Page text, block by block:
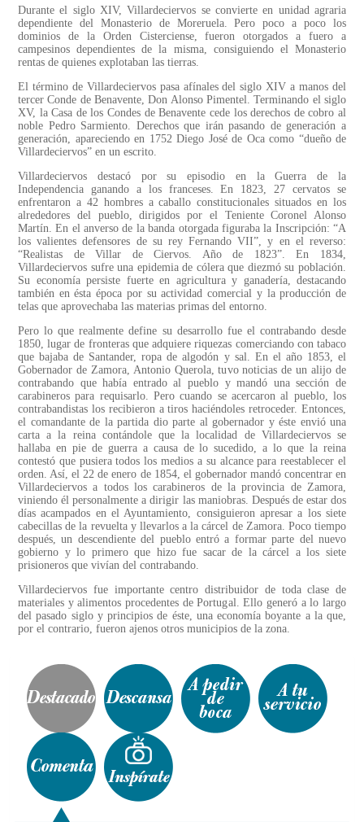
Durante el siglo XIV, Villardeciervos se convierte en unidad agraria
dependiente del Monasterio de Moreruela. Pero poco a poco los
dominios de la Orden Cisterciense, fueron otorgados a fuero a
campesinos dependientes de la misma, consiguiendo el Monasterio
rentas de quienes explotaban las tierras.
El término de Villardeciervos pasa afínales del siglo XIV a manos del
tercer Conde de Benavente, Don Alonso Pimentel. Terminando el siglo
XV, la Casa de los Condes de Benavente cede los derechos de cobro al
noble Pedro Sarmiento. Derechos que irán pasando de generación a
generación, apareciendo en 1752 Diego José de Oca como “dueño de
Villardeciervos” en un escrito.
Villardeciervos destacó por su episodio en la Guerra de la
Independencia ganando a los franceses. En 1823, 27 cervatos se
enfrentaron a 42 hombres a caballo constitucionales situados en los
alrededores del pueblo, dirigidos por el Teniente Coronel Alonso
Martín. En el anverso de la banda otorgada figuraba la Inscripción: “A
los valientes defensores de su rey Fernando VII”, y en el reverso:
“Realistas de Villar de Ciervos. Año de 1823”. En 1834,
Villardeciervos sufre una epidemia de cólera que diezmó su población.
Su economía persiste fuerte en agricultura y ganadería, destacando
también en ésta época por su actividad comercial y la producción de
telas que aprovechaba las materias primas del entorno.
Pero lo que realmente define su desarrollo fue el contrabando desde
1850, lugar de fronteras que adquiere riquezas comerciando con tabaco
que bajaba de Santander, ropa de algodón y sal. En el año 1853, el
Gobernador de Zamora, Antonio Querola, tuvo noticias de un alijo de
contrabando que había entrado al pueblo y mandó una sección de
carabineros para requisarlo. Pero cuando se acercaron al pueblo, los
contrabandistas los recibieron a tiros haciéndoles retroceder. Entonces,
el comandante de la partida dio parte al gobernador y éste envió una
carta a la reina contándole que la localidad de Villardeciervos se
hallaba en pie de guerra a causa de lo sucedido, a lo que la reina
contestó que pusiera todos los medios a su alcance para reestablecer el
orden. Así, el 22 de enero de 1854, el gobernador mandó concentrar en
Villardeciervos a todos los carabineros de la provincia de Zamora,
viniendo él personalmente a dirigir las maniobras. Después de estar dos
días acampados en el Ayuntamiento, consiguieron apresar a los siete
cabecillas de la revuelta y llevarlos a la cárcel de Zamora. Poco tiempo
después, un descendiente del pueblo entró a formar parte del nuevo
gobierno y lo primero que hizo fue sacar de la cárcel a los siete
prisioneros que vivían del contrabando.
Villardeciervos fue importante centro distribuidor de toda clase de
materiales y alimentos procedentes de Portugal. Ello generó a lo largo
del pasado siglo y principios de éste, una economía boyante a la que,
por el contrario, fueron ajenos otros municipios de la zona.